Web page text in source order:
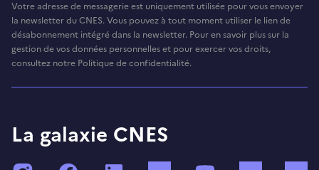
Votre adresse de messagerie est uniquement utilisée pour vous envoyer
la newsletter du CNES. Vous pouvez à tout moment utiliser le lien de
désabonnement intégré dans la newsletter. Pour en savoir plus sur la
gestion de vos données personnelles et pour exercer vos droits,
consultez notre Politique de confidentialité.
La galaxie CNES